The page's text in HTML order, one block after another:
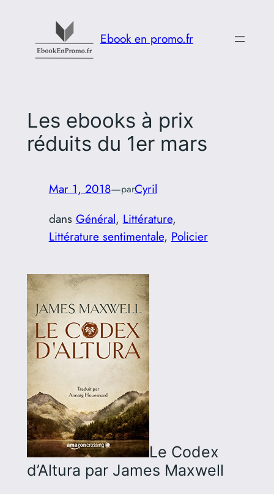
contenu
Ebook en promo.fr
Les ebooks à prix
réduits du 1er mars
Mar 1, 2018—parCyril
dans Général, Littérature
Littérature sentimentale, Policier
Le Codex
d’Altura par James Maxwell